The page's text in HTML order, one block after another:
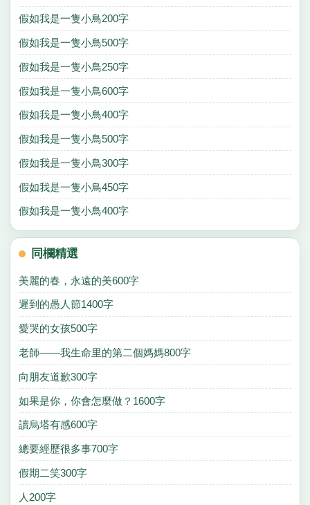
假如我是一隻小鳥200字
假如我是一隻小鳥500字
假如我是一隻小鳥250字
假如我是一隻小鳥600字
假如我是一隻小鳥400字
假如我是一隻小鳥500字
假如我是一隻小鳥300字
假如我是一隻小鳥450字
假如我是一隻小鳥400字
同欄精選
美麗的春，永遠的美600字
遲到的愚人節1400字
愛哭的女孩500字
老師——我生命里的第二個媽媽800字
向朋友道歉300字
如果是你，你會怎麼做？1600字
讀烏塔有感600字
總要經歷很多事700字
假期二笑300字
人200字